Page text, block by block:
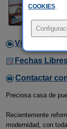
Video
Fechas
Contactar
Preciosa casa de
Recientemente
modernidad, con
COOKIES.